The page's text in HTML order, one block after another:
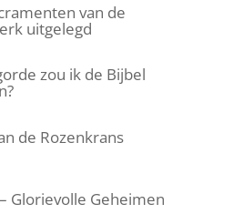
van de
uitgelegd
zou ik de Bijbel
de Rozenkrans
Glorievolle Geheimen